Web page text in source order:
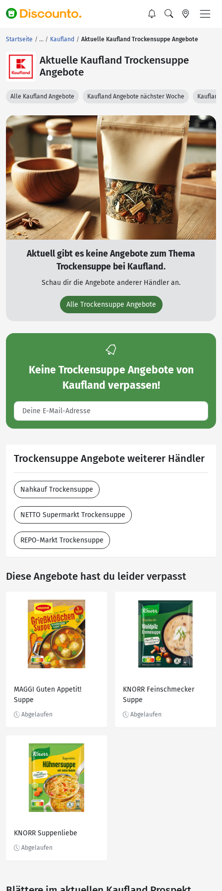
Startseite Kaufland Aktuelle Kaufland Trockensuppe Angebote
Aktuelle Kaufland Trockensuppe
Angebote
Alle Kaufland Angebote Kaufland Angebote nächster Woche
Aktuell gibt es keine Angebote zum Thema
Trockensuppe bei Kaufland.
Schau dir die Angebote anderer Händler an.
Alle Trockensuppe Angebote
Keine Trockensuppe Angebote von
Kaufland verpassen!
Trockensuppe Angebote weiterer Händler
Nahkauf Trockensuppe
NETTO Supermarkt Trockensuppe
REPO-Markt Trockensuppe
Diese Angebote hast du leider verpasst
MAGGI Guten Appetit!
Suppe
KNORR Feinschmecker
Suppe
KNORR Suppenliebe